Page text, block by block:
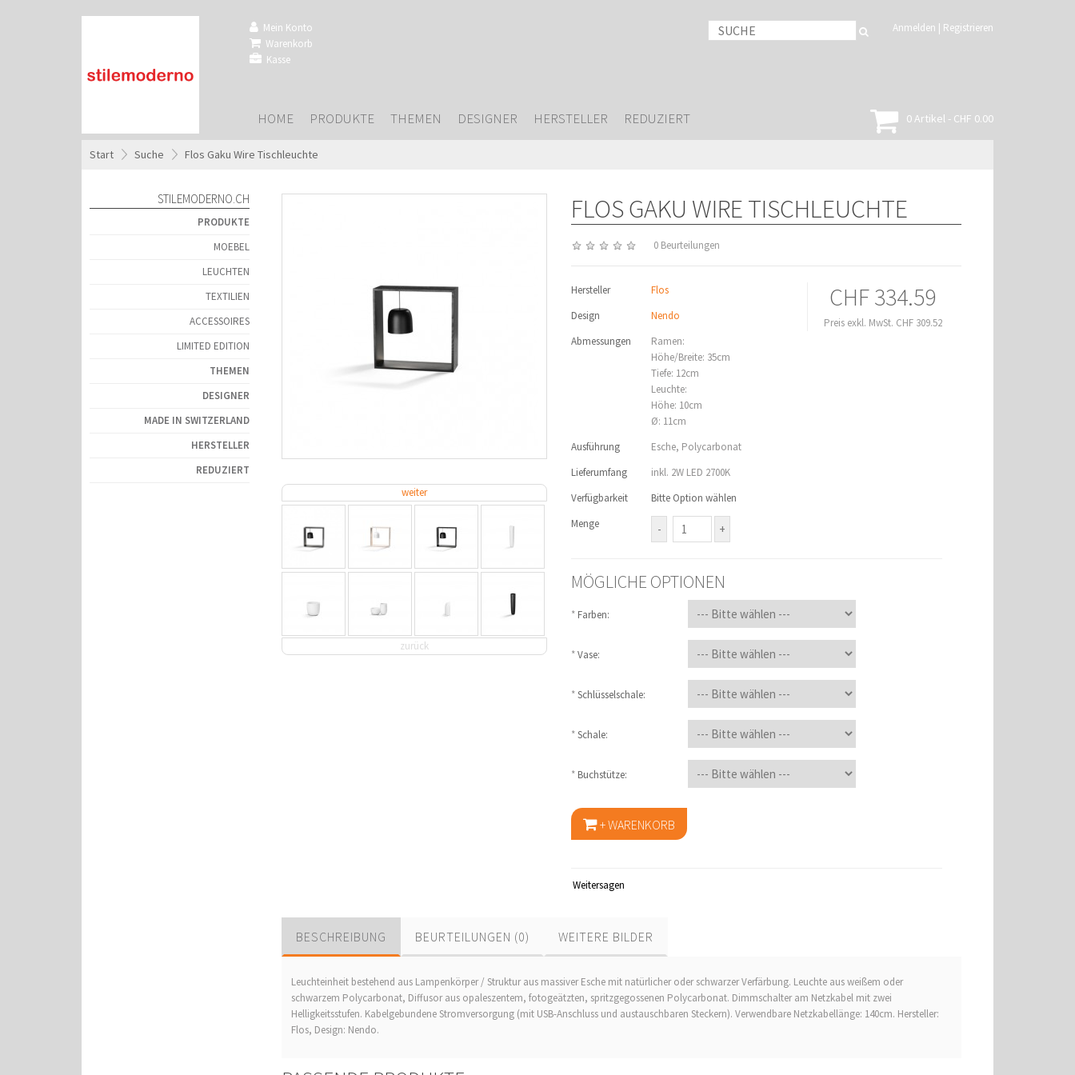
Mein Konto
Warenkorb
Kasse
Anmelden | Registrieren
HOME PRODUKTE THEMEN DESIGNER HERSTELLER REDUZIERT 0 Artikel - CHF 0.00
Start » Suche » Flos Gaku Wire Tischleuchte
STILEMODERNO.CH
PRODUKTE
MOEBEL
LEUCHTEN
TEXTILIEN
ACCESSOIRES
LIMITED EDITION
THEMEN
DESIGNER
MADE IN SWITZERLAND
HERSTELLER
REDUZIERT
weiter
zurück
FLOS GAKU WIRE TISCHLEUCHTE
0 Beurteilungen
CHF 334.59
Preis exkl. MwSt. CHF 309.52
Hersteller
Flos
Design
Nendo
Abmessungen
Ramen:
Höhe/Breite: 35cm
Tiefe: 12cm
Leuchte:
Höhe: 10cm
Ø: 11cm
Ausführung
Esche, Polycarbonat
Lieferumfang
inkl. 2W LED 2700K
Verfügbarkeit
Bitte Option wählen
Menge
MÖGLICHE OPTIONEN
* Farben:
*Vase:
*Schlüsselschale:
*Schale:
* Buchstütze:
Weitersagen
BESCHREIBUNG BEURTEILUNGEN (0) WEITERE BILDER
Leuchteinheit bestehend aus Lampenkörper / Struktur aus massiver Esche mit natürlicher oder schwarzer Verfärbung. Leuchte aus weißem oder
schwarzem Polycarbonat, Diffusor aus opaleszentem, fotogeätzten, spritzgegossenen Polycarbonat. Dimmschalter am Netzkabel mit zwei
Helligkeitsstufen. Kabelgebundene Stromversorgung (mit USB-Anschluss und austauschbaren Steckern). Verwendbare Netzkabellänge: 140cm. Hersteller:
Flos, Design: Nendo.